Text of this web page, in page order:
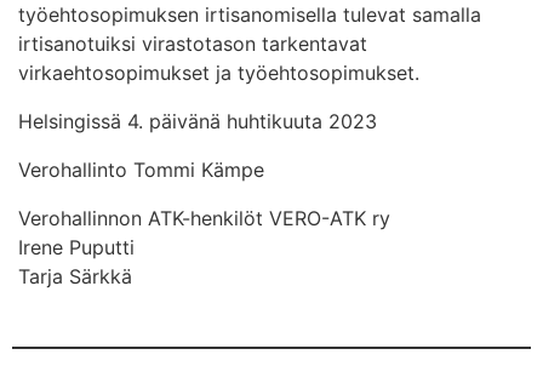
työehtosopimuksen irtisanomisella tulevat samalla
irtisanotuiksi virastotason tarkentavat
virkaehtosopimukset ja työehtosopimukset.
Helsingissä 4. päivänä huhtikuuta 2023
Verohallinto Tommi Kämpe
Verohallinnon ATK-henkilöt VERO-ATK ry
Irene Puputti
Tarja Särkkä